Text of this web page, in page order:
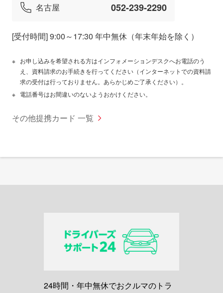
名古屋 052-239-2290
[受付時間] 9:00～17:30 年中無休（年末年始を除く）
お申し込みを希望される方はインフォメーションデスクへお電話のう
え、資料請求のお手続きを行ってください（インターネットでの資料請
求の受付は行っておりません。あらかじめご了承ください）。
電話番号はお間違いのないようおかけください。
その他提携カード 一覧
24時間・年中無休でおクルマのトラ